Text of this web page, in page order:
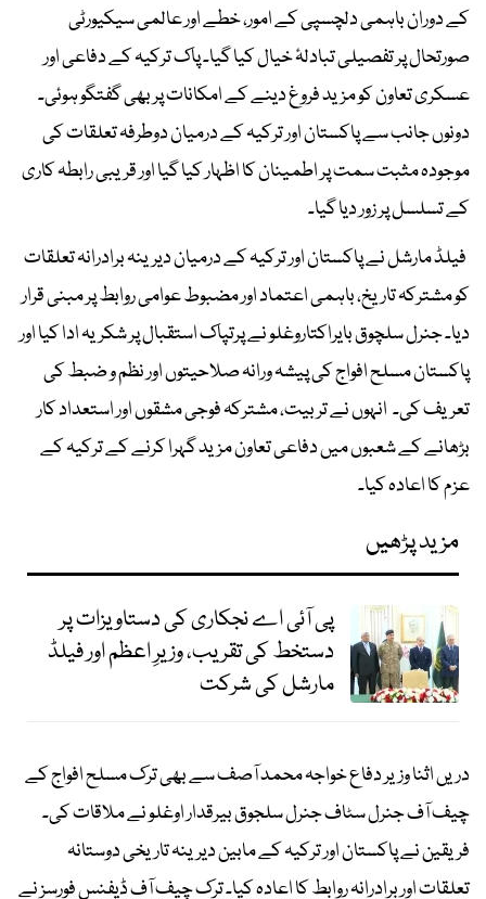
کے دوران باہمی دلچسپی کے امور، خطے اور عالمی سیکیورٹی
صورتحال پر تفصیلی تبادلۂ خیال کیا گیا۔ پاک ترکیہ کے دفاعی اور
عسکری تعاون کو مزید فروغ دینے کے امکانات پر بھی گفتگو ہوئی۔
دونوں جانب سے پاکستان اور ترکیہ کے درمیان دوطرفہ تعلقات کی
موجودہ مثبت سمت پر اطمینان کا اظہار کیا گیا اور قریبی رابطہ کاری
کے تسلسل پر زور دیا گیا۔
فیلڈ مارشل نے پاکستان اور ترکیہ کے درمیان دیرینہ برادرانہ تعلقات
کو مشترکہ تاریخ، باہمی اعتماد اور مضبوط عوامی روابط پر مبنی قرار
دیا۔ جنرل سلچوق بایراکتاروغلو نے پرتپاک استقبال پر شکریہ ادا کیا اور
پاکستان مسلح افواج کی پیشہ ورانہ صلاحیتوں اور نظم و ضبط کی
تعریف کی۔ انہوں نے تربیت، مشترکہ فوجی مشقوں اور استعداد کار
بڑھانے کے شعبوں میں دفاعی تعاون مزید گہرا کرنے کے ترکیہ کے
عزم کا اعادہ کیا۔
مزید پڑھیں
پی آئی اے نجکاری کی دستاویزات پر
دستخط کی تقریب، وزیرِ اعظم اور فیلڈ
مارشل کی شرکت
دریں اثنا وزیر دفاع خواجہ محمد آصف سے بھی ترک مسلح افواج کے
چیف آف جنرل سٹاف جنرل سلجوق بیرقدار اوغلو نے ملاقات کی۔
فریقین نے پاکستان اور ترکیہ کے مابین دیرینہ تاریخی دوستانہ
تعلقات اور برادرانہ روابط کا اعادہ کیا۔ ترک چیف آف ڈیفنس فورسز نے